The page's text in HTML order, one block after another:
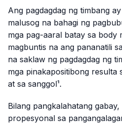
Ang pagdagdag ng timbang
malusog na bahagi ng
mga pag-aaral batay sa body
magbuntis na ang pananatili
na saklaw ng pagdagdag ng
mga pinakapositibong resulta
at sa sanggol¹.
Bilang pangkalahatang
propesyonal sa